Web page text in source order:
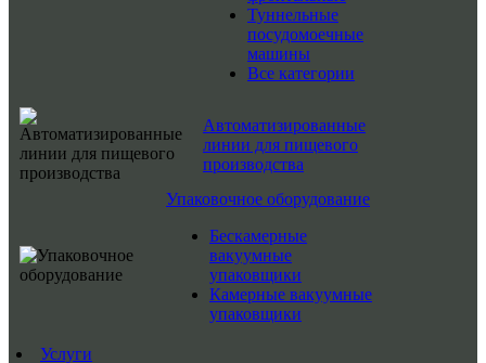
Туннельные
посудомоечные
машины
Все категории
Автоматизированные
линии для пищевого
производства
Упаковочное оборудование
Бескамерные
вакуумные
упаковщики
Камерные вакуумные
упаковщики
Услуги